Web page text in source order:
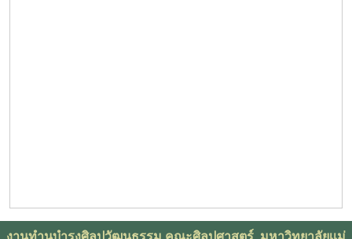
งานทำนุบำรุงศิลปวัฒนธรรม คณะศิลปศาสตร์ มหาวิทยาลัยเเม่